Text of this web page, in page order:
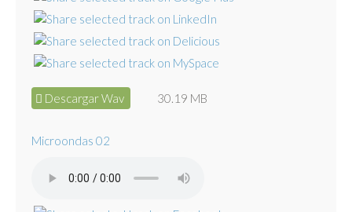
Descargar Wav 30.19 MB
Microondas 02